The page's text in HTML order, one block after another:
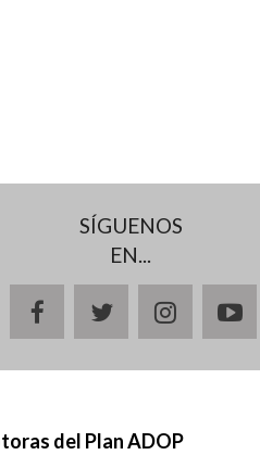
SÍGUENOS
EN...
facebooktwitter
del Plan ADOP